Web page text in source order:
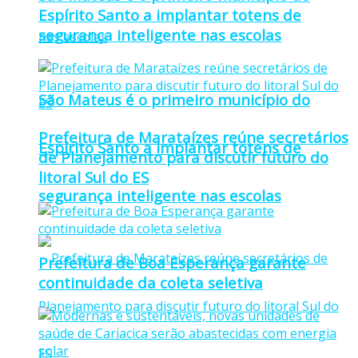
São Mateus é o primeiro município do
Espírito Santo a implantar totens de
segurança inteligente nas escolas
Espírito Santo a implantar totens de
segurança inteligente nas escolas
Prefeitura de Marataízes reúne secretários
de Planejamento para discutir futuro do
litoral Sul do ES
Prefeitura de Boa Esperança garante
continuidade da coleta seletiva